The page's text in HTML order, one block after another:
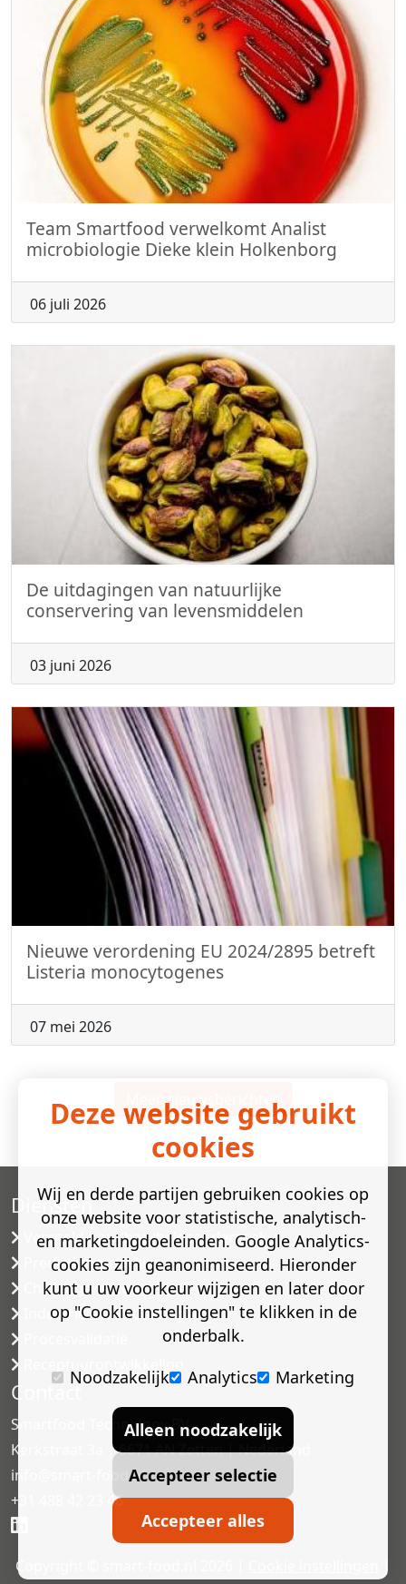
Team Smartfood verwelkomt Analist
microbiologie Dieke klein Holkenborg
06 juli 2026
De uitdagingen van natuurlijke
conservering van levensmiddelen
03 juni 2026
Nieuwe verordening EU 2024/2895 betreft
Listeria monocytogenes
07 mei 2026
Meer nieuwsberichten
Diensten
Versneld houdbaarheidsonderzoek
Predictive modelling
Challenge testen
Industriële microbiologie
Contact
Smartfood Technology BV
Kerkstraat 3a | 6671 AN Zetten | Nederland
info@smart-food.nl
+31 488 42 23 46
Copyright © smart-food.nl 2026 |
Deze website gebruikt
cookies
Wij en derde partijen gebruiken cookies op
onze website voor statistische, analytisch-
en marketingdoeleinden. Google Analytics-
cookies zijn geanonimiseerd. Hieronder
kunt u uw voorkeur wijzigen en later door
op "Cookie instellingen" te klikken in de
onderbalk.
Noodzakelijk
Analytics Marketing
Alleen noodzakelijk
Accepteer selectie
Accepteer alles